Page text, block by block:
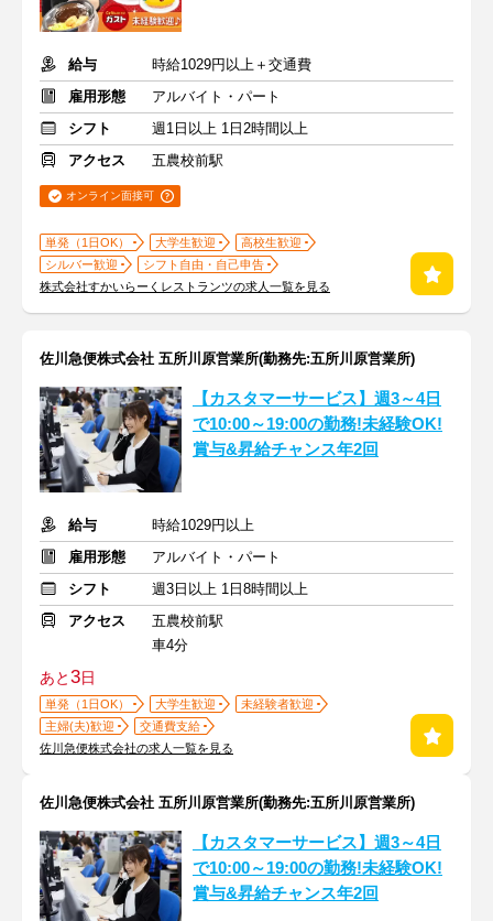
給与
時給1029円以上＋交通費
雇用形態
アルバイト・パート
シフト
週1日以上 1日2時間以上
アクセス
五農校前駅
オンライン面接可
単発（1日OK） 大学生歓迎
高校生歓迎
シルバー歓迎
シフト自由・自己申告
株式会社すかいらーくレストランツの求人一覧を見る
佐川急便株式会社 五所川原営業所(勤務先:五所川原営業所)
【カスタマーサービス】週3～4日
で10:00～19:00の勤務!未経験OK!
賞与&昇給チャンス年2回
給与
時給1029円以上
雇用形態
アルバイト・パート
シフト
週3日以上 1日8時間以上
アクセス
五農校前駅
車4分
あと3日
単発（1日OK） 大学生歓迎
未経験者歓迎
主婦(夫)歓迎
交通費支給
佐川急便株式会社の求人一覧を見る
佐川急便株式会社 五所川原営業所(勤務先:五所川原営業所)
【カスタマーサービス】週3～4日
で10:00～19:00の勤務!未経験OK!
賞与&昇給チャンス年2回